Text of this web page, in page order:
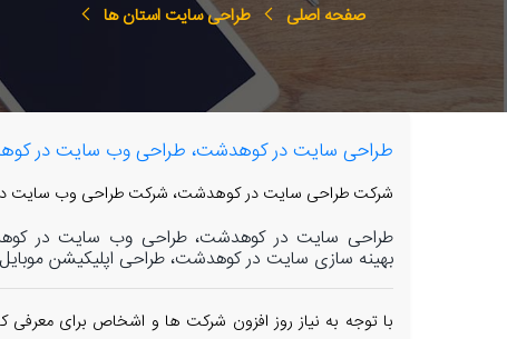
صفحه اصلی طراحی سایت استان ها
طراحی سایت در کوهدشت، طراحی وب سایت در
شرکت طراحی سایت در کوهدشت، شرکت طراحی وب سایت
طراحی سایت در کوهدشت، طراحی وب سایت در
بهینه سازی سایت در کوهدشت، طراحی اپلیکیشن
با توجه به نیاز روز افزون شرکت ها و اشخاص برای معرفی